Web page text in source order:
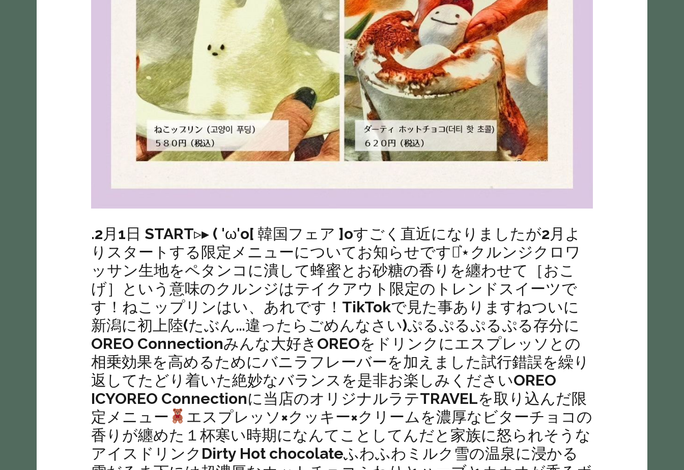
.2月1日 START▹▸ ( 'ω'o[ 韓国フェア ]oすごく直近になりましたが2月よ
りスタートする限定メニューについてお知らせです⋆͛⋆︎︎クルンジクロワ
ッサン生地をペタンコに潰して蜂蜜とお砂糖の香りを纏わせて［おこ
げ］という意味のクルンジはテイクアウト限定のトレンドスイーツで
す！︎︎ねこップリンはい、あれです！TikTokで見た事ありますねついに
新潟に初上陸(たぶん…違ったらごめんなさい)ぷるぷるぷるぷる存分に︎︎
OREO Connectionみんな大好きOREOをドリンクにエスプレッソとの
相乗効果を高めるためにバニラフレーバーを加えました試行錯誤を繰り
返してたどり着いた絶妙なバランスを是非お楽しみください︎︎OREO
ICYOREO Connectionに当店のオリジナルラテTRAVELを取り込んだ限
定メニュー
エスプレッソ×クッキー×クリームを濃厚なビターチョコの
香りが纏めた１杯寒い時期になんてことしてんだと家族に怒られそうな
アイスドリンク︎︎Dirty Hot chocolateふわふわミルク雪の温泉に浸かる